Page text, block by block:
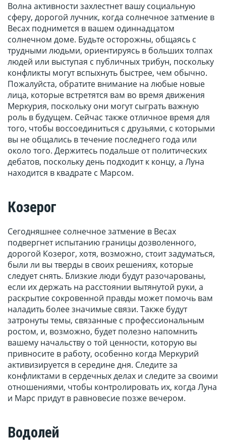
Волна активности захлестнет вашу социальную
сферу, дорогой лучник, когда солнечное затмение в
Весах поднимется в вашем одиннадцатом
солнечном доме. Будьте осторожны, общаясь с
трудными людьми, ориентируясь в больших толпах
людей или выступая с публичных трибун, поскольку
конфликты могут вспыхнуть быстрее, чем обычно.
Пожалуйста, обратите внимание на любые новые
лица, которые встретятся вам во время движения
Меркурия, поскольку они могут сыграть важную
роль в будущем. Сейчас также отличное время для
того, чтобы воссоединиться с друзьями, с которыми
вы не общались в течение последнего года или
около того. Держитесь подальше от политических
дебатов, поскольку день подходит к концу, а Луна
находится в квадрате с Марсом.
Козерог
Сегодняшнее солнечное затмение в Весах
подвергнет испытанию границы дозволенного,
дорогой Козерог, хотя, возможно, стоит задуматься,
были ли вы тверды в своих решениях, которые
следует снять. Близкие люди будут разочарованы,
если их держать на расстоянии вытянутой руки, а
раскрытие сокровенной правды может помочь вам
наладить более значимые связи. Также будут
затронуты темы, связанные с профессиональным
ростом, и, возможно, будет полезно напомнить
вашему начальству о той ценности, которую вы
привносите в работу, особенно когда Меркурий
активизируется в середине дня. Следите за
конфликтами в сердечных делах и следите за своими
отношениями, чтобы контролировать их, когда Луна
и Марс придут в равновесие позже вечером.
Водолей